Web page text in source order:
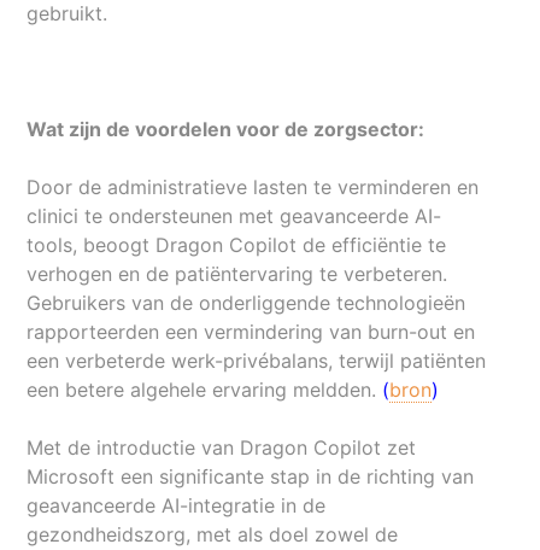
gebruikt.
Wat zijn de voordelen voor de zorgsector:
Door de administratieve lasten te verminderen en
clinici te ondersteunen met geavanceerde AI-
tools, beoogt Dragon Copilot de efficiëntie te
verhogen en de patiëntervaring te verbeteren.
Gebruikers van de onderliggende technologieën
rapporteerden een vermindering van burn-out en
een verbeterde werk-privébalans, terwijl patiënten
een betere algehele ervaring meldden. (bron)
Met de introductie van Dragon Copilot zet
Microsoft een significante stap in de richting van
geavanceerde AI-integratie in de
gezondheidszorg, met als doel zowel de